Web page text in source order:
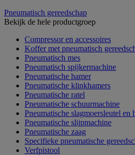
Pneumatisch gereedschap
Bekijk de hele productgroep
Compressor en accessoires
Koffer met pneumatisch
Pneumatisch mes
Pneumatisch spijkermachine
Pneumatische hamer
Pneumatische klinkhamers
Pneumatische ratel
Pneumatische schuurmachine
Pneumatische slagmoersleutel en
Pneumatische slijpmachine
Pneumatische zaag
Specifieke pneumatische
Verfpistool